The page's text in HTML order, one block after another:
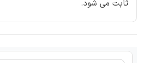
ثابت می شود.